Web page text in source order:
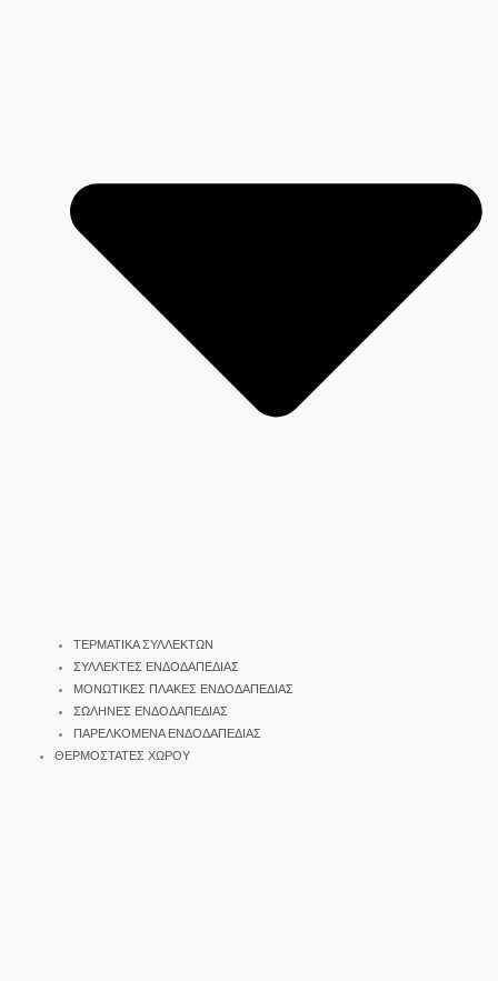
ΤΕΡΜΑΤΙΚΑ ΣΥΛΛΕΚΤΩΝ
ΣΥΛΛΕΚΤΕΣ ΕΝΔΟΔΑΠΕΔΙΑΣ
ΜΟΝΩΤΙΚΕΣ ΠΛΑΚΕΣ ΕΝΔΟΔΑΠΕΔΙΑΣ
ΣΩΛΗΝΕΣ ΕΝΔΟΔΑΠΕΔΙΑΣ
ΠΑΡΕΛΚΟΜΕΝΑ ΕΝΔΟΔΑΠΕΔΙΑΣ
ΘΕΡΜΟΣΤΑΤΕΣ ΧΩΡΟΥ